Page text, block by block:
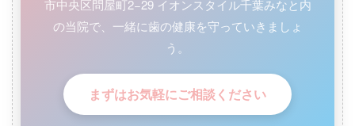
市中央区問屋町2−29 イオンスタイル千葉みなと内
の当院で、一緒に歯の健康を守っていきましょ
う。
まずはお気軽にご相談ください